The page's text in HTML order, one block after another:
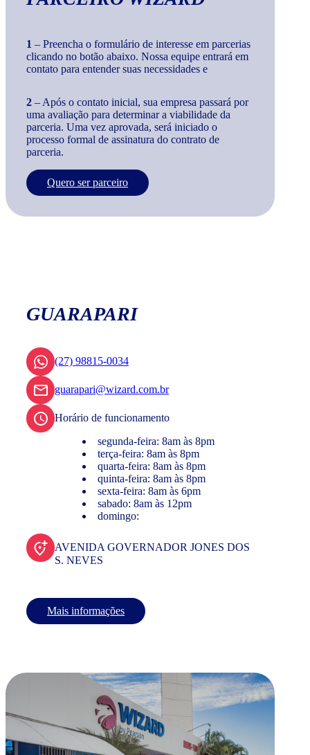
1 – Preencha o formulário de interesse em parcerias
clicando no botão abaixo. Nossa equipe entrará em
contato para entender suas necessidades e
2 – Após o contato inicial, sua empresa passará por
uma avaliação para determinar a viabilidade da
parceria. Uma vez aprovada, será iniciado o
processo formal de assinatura do contrato de
parceria.
Quero ser parceiro
GUARAPARI
(27) 98815-0034
guarapari@wizard.com.br
Horário de funcionamento
segunda-feira: 8am às 8pm
terça-feira: 8am às 8pm
quarta-feira: 8am às 8pm
quinta-feira: 8am às 8pm
sexta-feira: 8am às 6pm
sabado: 8am às 12pm
domingo:
AVENIDA GOVERNADOR JONES DOS
S. NEVES
Mais informações